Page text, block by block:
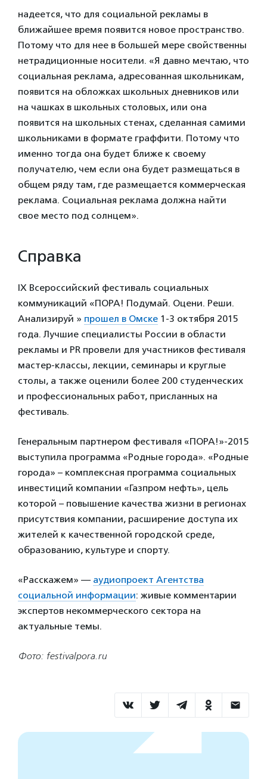
надеется, что для социальной рекламы в
ближайшее время появится новое пространство.
Потому что для нее в большей мере свойственны
нетрадиционные носители. «Я давно мечтаю, что
социальная реклама, адресованная школьникам,
появится на обложках школьных дневников или
на чашках в школьных столовых, или она
появится на школьных стенах, сделанная самими
школьниками в формате граффити. Потому что
именно тогда она будет ближе к своему
получателю, чем если она будет размещаться в
общем ряду там, где размещается коммерческая
реклама. Социальная реклама должна найти
свое место под солнцем».
Справка
IX Всероссийский фестиваль социальных
коммуникаций «ПОРА! Подумай. Оцени. Реши.
Анализируй » прошел в Омске 1-3 октября 2015
года. Лучшие специалисты России в области
рекламы и PR провели для участников фестиваля
мастер-классы, лекции, семинары и круглые
столы, а также оценили более 200 студенческих
и профессиональных работ, присланных на
фестиваль.
Генеральным партнером фестиваля «ПОРА!»-2015
выступила программа «Родные города». «Родные
города» – комплексная программа социальных
инвестиций компании «Газпром нефть», цель
которой – повышение качества жизни в регионах
присутствия компании, расширение доступа их
жителей к качественной городской среде,
образованию, культуре и спорту.
«Расскажем» — аудиопроект Агентства
социальной информации: живые комментарии
экспертов некоммерческого сектора на
актуальные темы.
Фото: festivalpora.ru